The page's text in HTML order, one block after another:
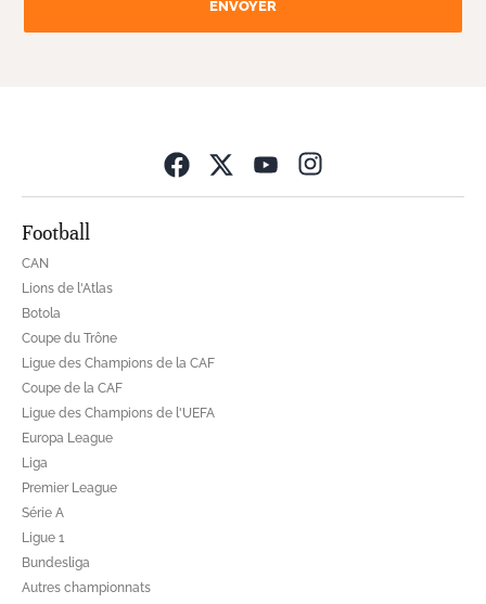
ENVOYER
Football
CAN
Lions de l'Atlas
Botola
Coupe du Trône
Ligue des Champions de la CAF
Coupe de la CAF
Ligue des Champions de l'UEFA
Europa League
Liga
Premier League
Série A
Ligue 1
Bundesliga
Autres championnats